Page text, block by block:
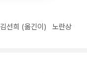
김선희 (옮긴이) 노란상